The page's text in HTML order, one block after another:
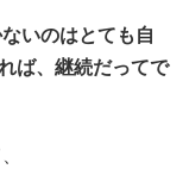
いのはとても自
ば、継続だってで